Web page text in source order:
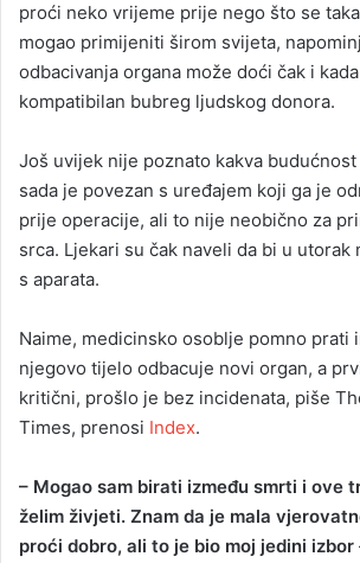
proći neko vrijeme prije nego što se
mogao primijeniti širom svijeta,
odbacivanja organa može doći čak i
kompatibilan bubreg ljudskog donora.
Još uvijek nije poznato kakva
sada je povezan s uređajem koji ga je
prije operacije, ali to nije neobično za
srca. Ljekari su čak naveli da bi u utorak
s aparata.
Naime, medicinsko osoblje pomno prati
njegovo tijelo odbacuje novi organ, a
kritični, prošlo je bez incidenata, piše
Times, prenosi Index.
– Mogao sam birati između smrti i ove
želim živjeti. Znam da je mala
proći dobro, ali to je bio moj jedini izbor